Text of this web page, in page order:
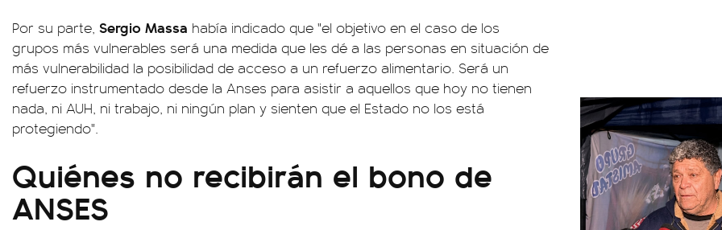
Por su parte, Sergio Massa había indicado que "el objetivo en el caso de los
grupos más vulnerables será una medida que les dé a las personas en situación de
más vulnerabilidad la posibilidad de acceso a un refuerzo alimentario. Será un
refuerzo instrumentado desde la Anses para asistir a aquellos que hoy no tienen
nada, ni AUH, ni trabajo, ni ningún plan y sienten que el Estado no los está
protegiendo".
Quiénes no recibirán el bono de
ANSES